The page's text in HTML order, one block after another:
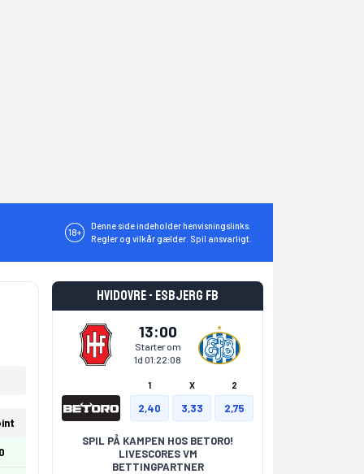
18+
Denne side indeholder henvisningslinks.
Regler og vilkår gælder. Spil ansvarligt.
0
Hvidovre - Esbjerg fB
13:00
Starter om
1d 01:22:07
1 X 2
2,40 3,33 2,75
SPIL PÅ KAMPEN HOS BETORO!
LIVESCORES VM
BETTINGPARTNER